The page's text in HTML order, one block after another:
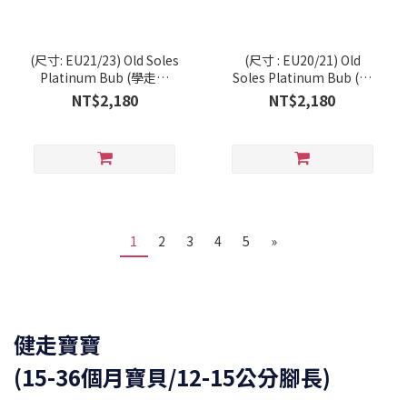
(尺寸: EU21/23) Old Soles
Platinum Bub (學走系
列/RT)
NT$2,180
(尺寸 : EU20/21) Old
Soles Platinum Bub (學
走系列/RT)
NT$2,180
1 2 3 4 5 »
健走寶寶
(15-36個月寶貝/12-15公分腳長)